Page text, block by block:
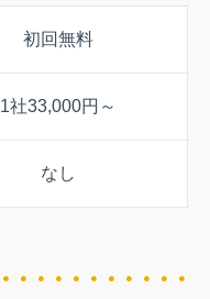
初回無料
1社33,000円～
なし